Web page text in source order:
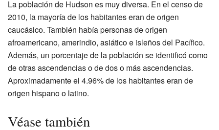
La población de Hudson es muy diversa. En el censo de
2010, la mayoría de los habitantes eran de origen
caucásico. También había personas de origen
afroamericano, amerindio, asiático e isleños del Pacífico.
Además, un porcentaje de la población se identificó como
de otras ascendencias o de dos o más ascendencias.
Aproximadamente el 4.96% de los habitantes eran de
origen hispano o latino.
Véase también